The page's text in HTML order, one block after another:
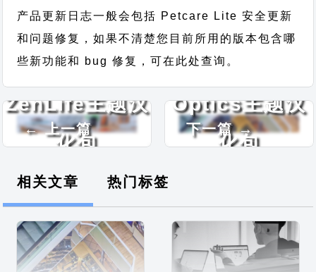
产品更新日志一般会包括 Petcare Lite 安全更新
和问题修复，如果不清楚您目前所用的版本包含哪
些新功能和 bug 修复，可在此处查询。
← 上一篇
ZenLife主题汉
化包
下一篇 →
Optics主题汉
化包
相关文章 热门标签